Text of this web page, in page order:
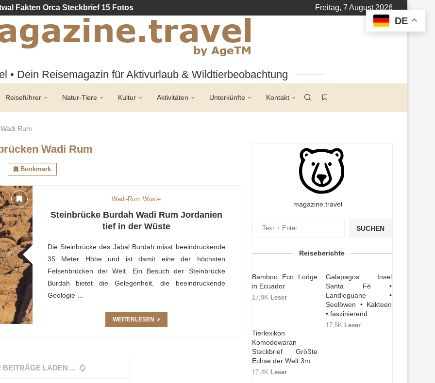
Fakten Orca Steckbrief 15 Fotos Freitag, 7 August 2026
• Dein Reisemagazin für Aktivurlaub & Wildtierbeobachtung
Reiseführer Natur-Tiere Kultur Aktivitäten Unterkünfte Kontakt
Rum
Wadi Rum
Bookmark
Wadi-Rum Wüste
Steinbrücke Burdah Wadi Rum Jordanien
tief in der Wüste
Die Steinbrücke des Jabal Burdah misst beeindruckende
35 Meter Höhe und ist damit eine der höchsten
Felsenbrücken der Welt. Ein Besuch der Steinbrücke
Burdah bietet die Gelegenheit, die beeindruckende
Geologie …
WEITERLESEN
BEITRÄGE LADEN
magazine.travel
SUCHEN
Reiseberichte
Bamboo Eco Lodge
in Ecuador
17,9K Leser
Galapagos Insel
Santa Fé •
Landleguane •
Seelöwen • Kakteen
• faszinierend
17,5K Leser
Tierlexikon
Komodowaran
Steckbrief Größte
Echse der Welt 3m
17,4K Leser
DE